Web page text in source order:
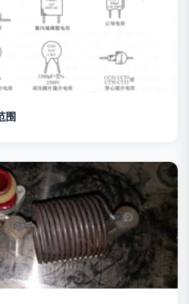
围